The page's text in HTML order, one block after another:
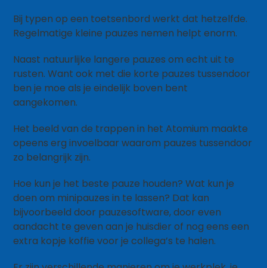
Bij typen op een toetsenbord werkt dat hetzelfde.
Regelmatige kleine pauzes nemen helpt enorm.
Naast natuurlijke langere pauzes om echt uit te
rusten. Want ook met die korte pauzes tussendoor
ben je moe als je eindelijk boven bent
aangekomen.
Het beeld van de trappen in het Atomium maakte
opeens erg invoelbaar waarom pauzes tussendoor
zo belangrijk zijn.
Hoe kun je het beste pauze houden? Wat kun je
doen om minipauzes in te lassen? Dat kan
bijvoorbeeld door pauzesoftware, door even
aandacht te geven aan je huisdier of nog eens een
extra kopje koffie voor je collega’s te halen.